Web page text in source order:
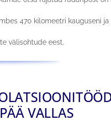
470 kilomeetri kauguseni ja
välisohtude eest.
VALLAS